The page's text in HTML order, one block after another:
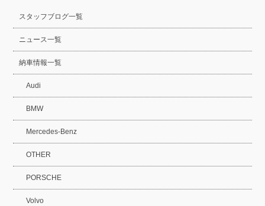
スタッフブログ一覧
ニュース一覧
納車情報一覧
Audi
BMW
Mercedes-Benz
OTHER
PORSCHE
Volvo